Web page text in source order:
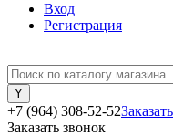
Вход
Регистрация
+7 (964) 308-52-52
Заказать звонок